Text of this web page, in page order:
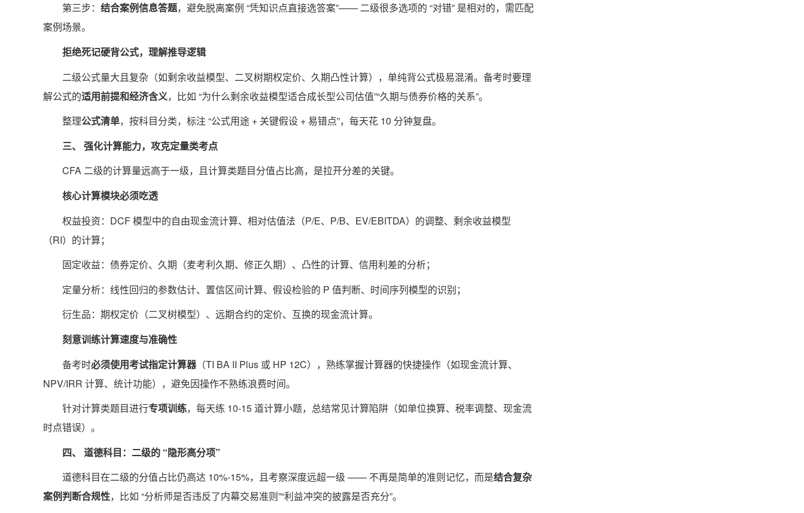
第三步： 结合案例信息答题，避免脱离案例 “凭知识点直接选答案”—— 二级很多选项的 “对错” 是相对的，需匹配
案例场景。
拒绝死记硬背公式，理解推导逻辑
二级公式量大且复杂（如剩余收益模型、二叉树期权定价、久期凸性计算），单纯背公式极易混淆。备考时要理
解公式的适用前提和经济含义，比如 “为什么剩余收益模型适合成长型公司估值”“久期与债券价格的关系”。
整理公式清单，按科目分类，标注 “公式用途 + 关键假设 + 易错点”，每天花 10 分钟复盘。
三、 强化计算能力，攻克定量类考点
CFA 二级的计算量远高于一级，且计算类题目分值占比高，是拉开分差的关键。
核心计算模块必须吃透
权益投资：DCF 模型中的自由现金流计算、相对估值法（P/E、P/B、EV/EBITDA）的调整、剩余收益模型
（RI）的计算；
固定收益：债券定价、久期（麦考利久期、修正久期）、凸性的计算、信用利差的分析；
定量分析：线性回归的参数估计、置信区间计算、假设检验的 P 值判断、时间序列模型的识别；
衍生品：期权定价（二叉树模型）、远期合约的定价、互换的现金流计算。
刻意训练计算速度与准确性
备考时必须使用考试指定计算器（TI BA II Plus 或 HP 12C），熟练掌握计算器的快捷操作（如现金流计算、
NPV/IRR 计算、统计功能），避免因操作不熟练浪费时间。
针对计算类题目进行专项训练，每天练 10-15 道计算小题，总结常见计算陷阱（如单位换算、税率调整、现金流
时点错误）。
四、 道德科目：二级的 “隐形高分项”
道德科目在二级的分值占比仍高达 10%-15%，且考察深度远超一级 —— 不再是简单的准则记忆，而是结合复杂
案例判断合规性，比如 “分析师是否违反了内幕交易准则”“利益冲突的披露是否充分”。